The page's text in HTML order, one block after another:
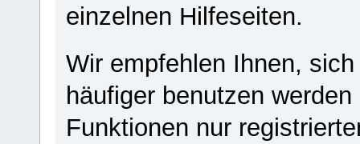
einzelnen Hilfeseiten.
Wir empfehlen Ihnen,
häufiger benutzen
Funktionen nur